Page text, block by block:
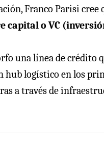
Franco Parisi cree
capital o VC
una línea de
hub logístico en los
a través de